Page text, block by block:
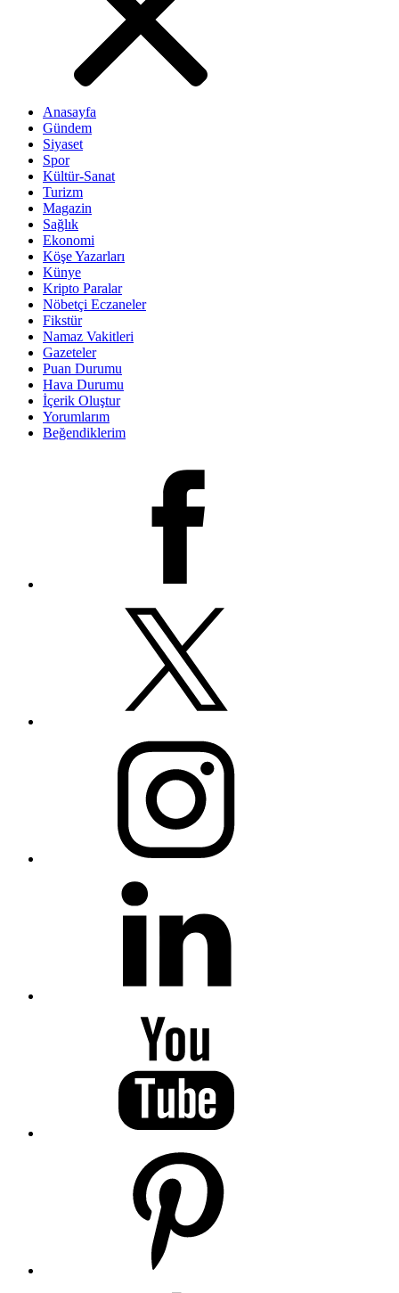
Anasayfa
Gündem
Siyaset
Spor
Kültür-Sanat
Turizm
Magazin
Sağlık
Ekonomi
Köşe Yazarları
Künye
Kripto Paralar
Nöbetçi Eczaneler
Fikstür
Namaz Vakitleri
Gazeteler
Puan Durumu
Hava Durumu
İçerik Oluştur
Yorumlarım
Beğendiklerim